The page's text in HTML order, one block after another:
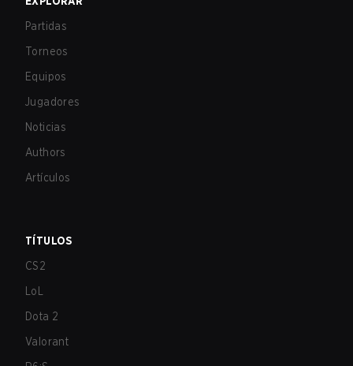
Partidas
Torneos
Equipos
Jugadores
Noticias
Authors
Artículos
TÍTULOS
CS2
LoL
Dota 2
Valorant